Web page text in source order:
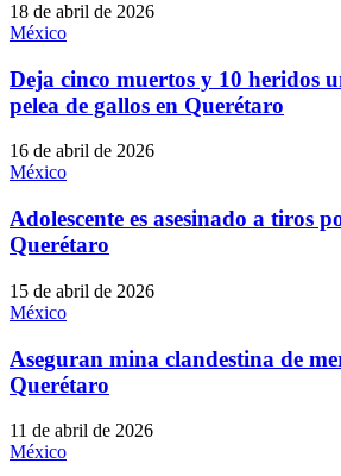
18 de abril de 2026
México
Deja cinco muertos y 10 heridos
pelea de gallos en Querétaro
16 de abril de 2026
México
Adolescente es asesinado a tiros
Querétaro
15 de abril de 2026
México
Aseguran mina clandestina de
Querétaro
11 de abril de 2026
México